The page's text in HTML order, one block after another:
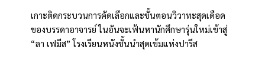
เกาะติดกระบวนการคัดเลือกและขั้นตอนวิวาทะสุดเดือด
ของบรรดาอาจารย์ ในอันจะเฟ้นหานักศึกษารุ่นใหม่เข้าสู่
“ลา เฟมีส” โรงเรียนหนังชั้นนำสุดเข้มแห่งปารีส